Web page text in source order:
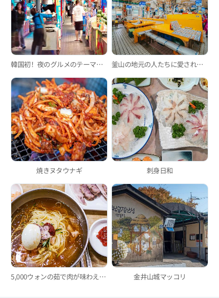
韓国初！夜のグルメのテーマパーク、富平カントン夜市 釜山の地元の人たちに愛される魚市場、新東亜水産物総合市場とヒョンプンシクダン
焼きヌタウナギ 刺身日和
5,000ウォンの茹で肉が味わえるミルミョン(小麦冷麵)の有名店、イルミミルミョン 金井山城マッコリ